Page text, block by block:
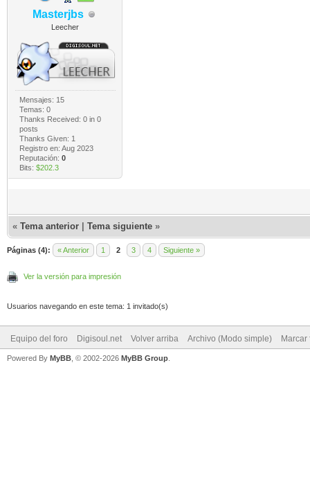
Masterjbs
Leecher
Mensajes: 15
Temas: 0
Thanks Received: 0in 0
posts
Thanks Given: 1
Registro en: Aug 2023
Reputación: 0
Bits: $202.3
« Tema anterior Tema siguiente »
Páginas (4): « Anterior 1 2 3 4 Siguiente »
Ver la versión para impresión
Usuarios navegando en este tema: 1 invitado(s)
Equipo del foro Digisoul.net Volver arriba Archivo (Modo simple) Marcar
Powered By MyBB , © 2002-2026 MyBB Group